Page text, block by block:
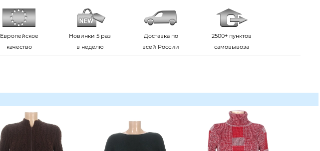
Европейское
качество
Новинки 5 раз
в неделю
Доставка по
всей России
2500+ пунктов
самовывоза